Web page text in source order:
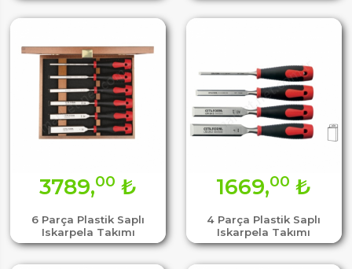
6 Parça Plastik Saplı
Iskarpela Takımı
3789,00 ₺
4 Parça Plastik Saplı
Iskarpela Takımı
1669,00 ₺